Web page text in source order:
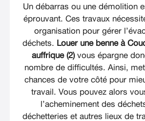
Un débarras ou une démolition
éprouvant. Ces travaux
organisation pour gérer
déchets. Louer une benne à
auffrique (2)vous épargne
nombre de difficultés. Ainsi,
chances de votre côté pour
travail. Vous pouvez alors
l’acheminement des
déchetteries et autres lieux de